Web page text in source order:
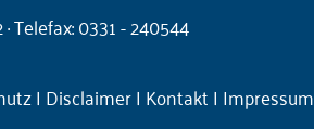
Telefax: 0331 - 240544
| Disclaimer| Kontakt| Impressum